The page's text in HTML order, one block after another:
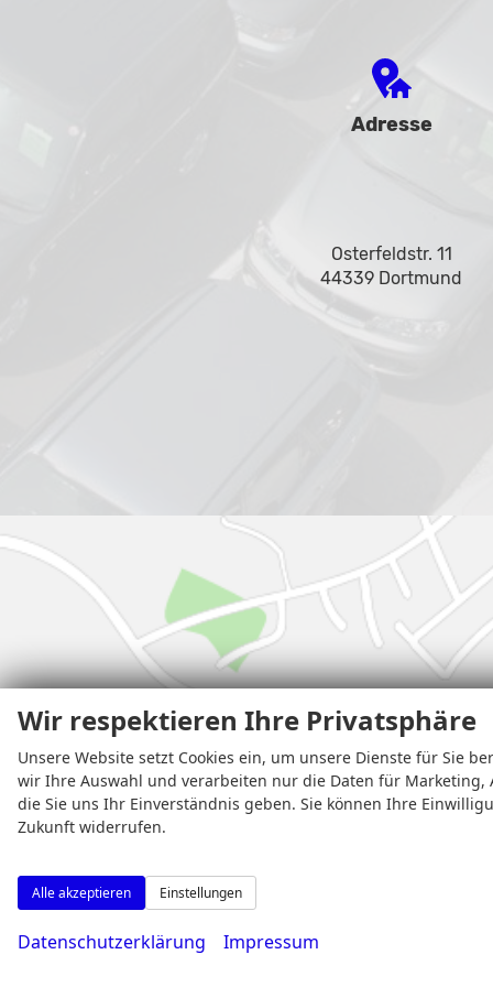
Adresse
Osterfeldstr. 11
44339 Dortmund
Wir respektieren Ihre Privatsphäre
Unsere Website setzt Cookies ein, um unsere Dienste für Sie
wir Ihre Auswahl und verarbeiten nur die Daten für Marketing,
die Sie uns Ihr Einverständnis geben. Sie können Ihre
Zukunft widerrufen.
Alle akzeptieren Einstellungen
Datenschutzerklärung Impressum